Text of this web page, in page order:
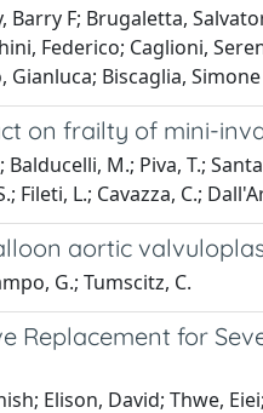
Barry F; Brugaletta,
Federico; Caglioni,
Gianluca; Biscaglia, Simone
on frailty of mini-
M.; Piva, T.;
Fileti, L.; Cavazza, C.;
aortic
G.; Tumscitz, C.
Replacement for
Elison, David; Thwe,